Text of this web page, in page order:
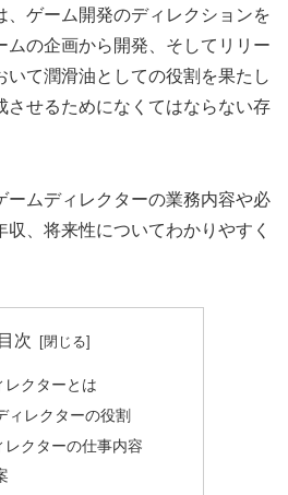
、ゲーム開発のディレクションを
ムの企画から開発、そしてリリー
いて潤滑油としての役割を果たし
させるためになくてはならない存
ームディレクターの業務内容や必
、将来性についてわかりやすく
目次
レクターとは
ィレクターの役割
レクターの仕事内容